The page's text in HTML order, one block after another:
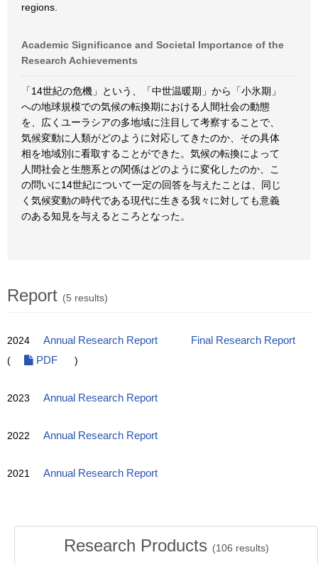
regions.
Academic Significance and Societal Importance of the
Research Achievements
「14世紀の危機」という、「中世温暖期」から「小氷期」
への地球規模での気候の転換期における人間社会の動態
を、広くユーラシアの多地域に注目して考察することで、
気候変動に人類がどのように対応してきたのか、その具体
相を地域別に看取することができた。気候の転換によって
人間社会と生態系との関係はどのように変化したのか、こ
の問いに14世紀について一定の回答を与えたことは、同じ
く気候変動の時代である現代に生きる我々に対しても意義
のある知見を与えるところとなった。
Report (5 results)
2024 Annual Research Report
Final Research Report
(
PDF )
2023 Annual Research Report
2022 Annual Research Report
2021 Annual Research Report
Research Products (106 results)